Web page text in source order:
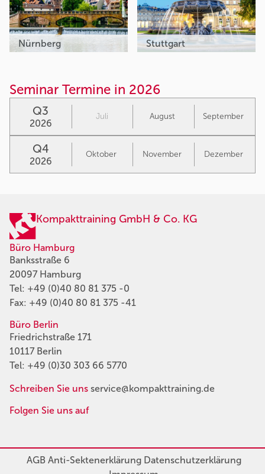
Nürnberg Stuttgart
Seminar Termine in 2026
Q3
2026
Juli August September
Q4
2026
Oktober November Dezember
Kompakttraining GmbH & Co. KG
Büro Hamburg
Banksstraße 6
20097 Hamburg
Tel: +49 (0)40 80 81 375 -0
Fax: +49 (0)40 80 81 375 -41
Büro Berlin
Friedrichstraße 171
10117 Berlin
Tel: +49 (0)30 303 66 5770
Schreiben Sie uns service@kompakttraining.de
Folgen Sie uns auf
AGBAnti-SektenerklärungDatenschutzerklärung